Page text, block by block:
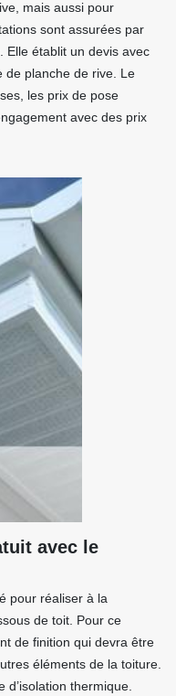
mais aussi pour
sont assurées par
Elle établit un devis avec
de planche de rive. Le
les prix de pose
avec des prix
avec le
pour réaliser à la
de toit. Pour ce
de finition qui devra être
éléments de la toiture.
thermique.